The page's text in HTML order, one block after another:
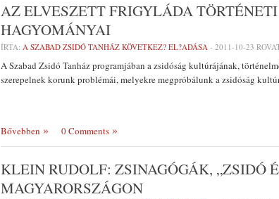
AZ ELVESZETT FRIGYLÁDA
HAGYOMÁNYAI
ÍRTA: A SZABAD ZSIDÓ TANHÁZ KÖVETKEZ? EL?ADÁSA - 2011-10-23
A Szabad Zsidó Tanház programjában a zsidóság kultúrájának,
szerepelnek korunk problémái, melyekre megpróbálunk a zsidóság
Bővebben 0 Comments
KLEIN RUDOLF: ZSINAGÓGÁK, „ZSIDÓ
MAGYARORSZÁGON